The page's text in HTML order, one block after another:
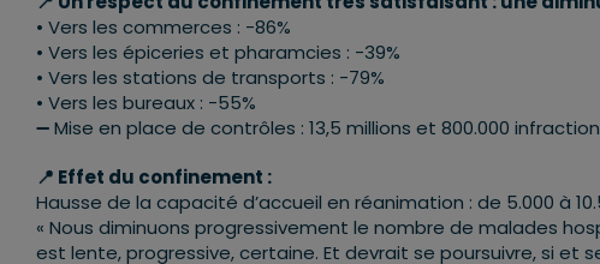
• Vers les commerces : -86%
• Vers les épiceries et pharamcies : -39%
• Vers les stations de transports : -79%
• Vers les bureaux : -55%
➖ Mise en place de contrôles : 13,5 millions et 800.000
📍 Effet du confinement :
Hausse de la capacité d’accueil en réanimation : de 5.000 à
« Nous diminuons progressivement le nombre de malades
est lente, progressive, certaine. Et devrait se poursuivre, si